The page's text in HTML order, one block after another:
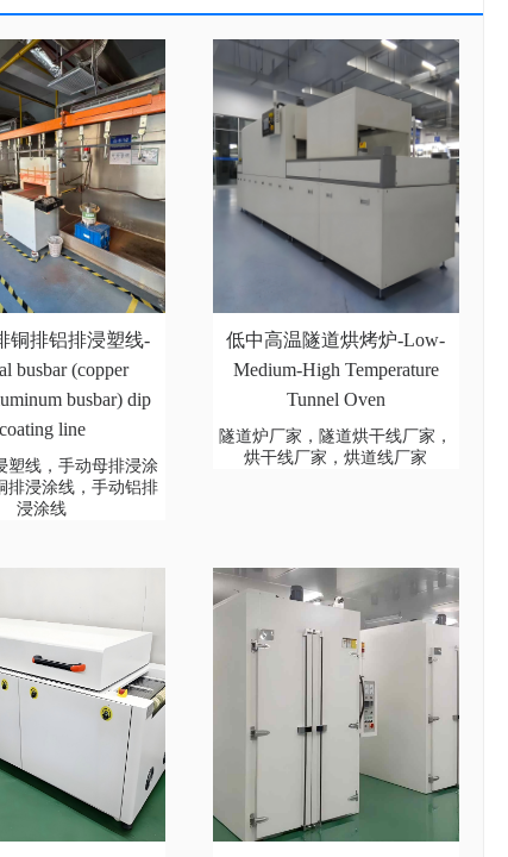
铜排铝排浸塑线-
busbar (copper
busbar) dip
coating line
塑线，手动母排浸涂
排浸涂线，手动铝排
浸涂线
低中高温隧道烘烤炉-Low-
Medium-High Temperature
Tunnel Oven
隧道炉厂家，隧道烘干线厂家，
烘干线厂家，烘道线厂家